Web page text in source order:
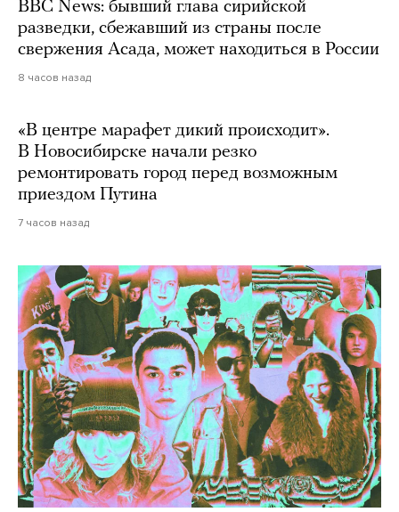
BBC News: бывший глава сирийской
разведки, сбежавший из страны после
свержения Асада, может находиться в России
8 часов назад
«В центре марафет дикий происходит».
В Новосибирске начали резко
ремонтировать город перед возможным
приездом Путина
7 часов назад